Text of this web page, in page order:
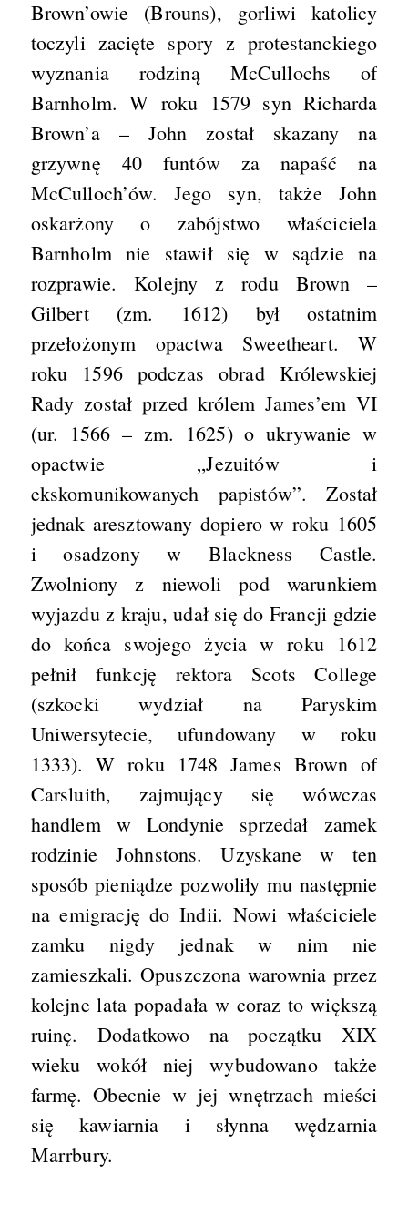
Brown’owie (Brouns), gorliwi katolicy
toczyli zacięte spory z protestanckiego
wyznania rodziną McCullochs of
Barnholm. W roku 1579 syn Richarda
Brown’a – John został skazany na
grzywnę 40 funtów za napaść na
McCulloch’ów. Jego syn, także John
oskarżony o zabójstwo właściciela
Barnholm nie stawił się w sądzie na
rozprawie. Kolejny z rodu Brown –
Gilbert (zm. 1612) był ostatnim
przełożonym opactwa Sweetheart. W
roku 1596 podczas obrad Królewskiej
Rady został przed królem James’em VI
(ur. 1566 – zm. 1625) o ukrywanie w
opactwie „Jezuitów i
ekskomunikowanych papistów”. Został
jednak aresztowany dopiero w roku 1605
i osadzony w Blackness Castle.
Zwolniony z niewoli pod warunkiem
wyjazdu z kraju, udał się do Francji gdzie
do końca swojego życia w roku 1612
pełnił funkcję rektora Scots College
(szkocki wydział na Paryskim
Uniwersytecie, ufundowany w roku
1333). W roku 1748 James Brown of
Carsluith, zajmujący się wówczas
handlem w Londynie sprzedał zamek
rodzinie Johnstons. Uzyskane w ten
sposób pieniądze pozwoliły mu następnie
na emigrację do Indii. Nowi właściciele
zamku nigdy jednak w nim nie
zamieszkali. Opuszczona warownia przez
kolejne lata popadała w coraz to większą
ruinę. Dodatkowo na początku XIX
wieku wokół niej wybudowano także
farmę. Obecnie w jej wnętrzach mieści
się kawiarnia i słynna wędzarnia
Marrbury.